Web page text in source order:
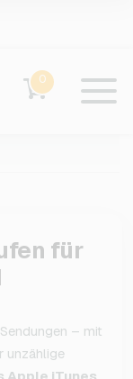
0
für
– mit
unzählige